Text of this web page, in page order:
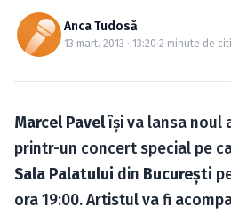
Caută în site...
Anca Tudosă
13 mart. 2013 · 13:20·2 minute de
Marcel Pavelîşi va lansa noul
printr-un concert special pe
Sala Palatului din Bucureşti
ora 19:00. Artistul va fi